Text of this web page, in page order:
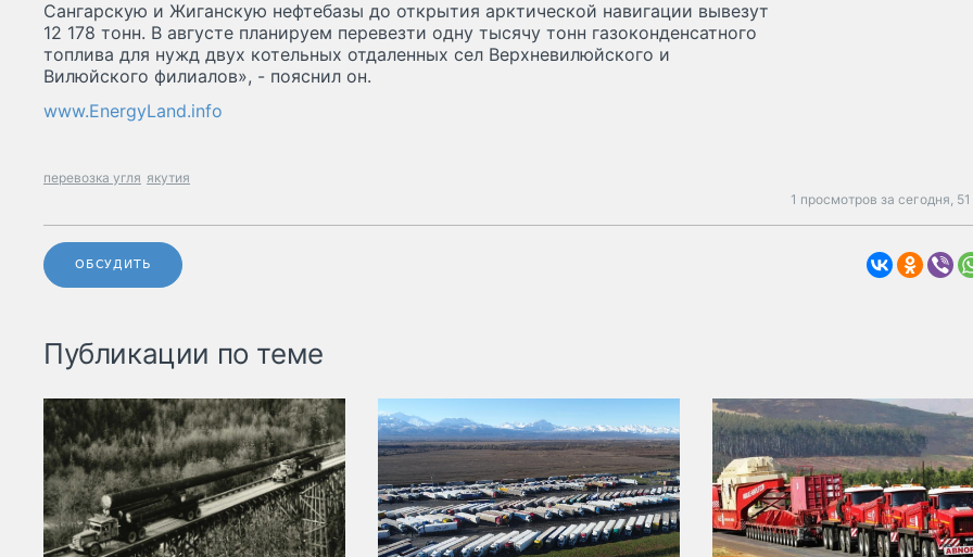
Сангарскую и Жиганскую нефтебазы до открытия арктической навигации вывезут
12 178 тонн. В августе планируем перевезти одну тысячу тонн газоконденсатного
топлива для нужд двух котельных отдаленных сел Верхневилюйского и
Вилюйского филиалов», - пояснил он.
www.EnergyLand.info
перевозка угля якутия
1 просмотров за сегодня,
ОБСУДИТЬ
Публикации по теме